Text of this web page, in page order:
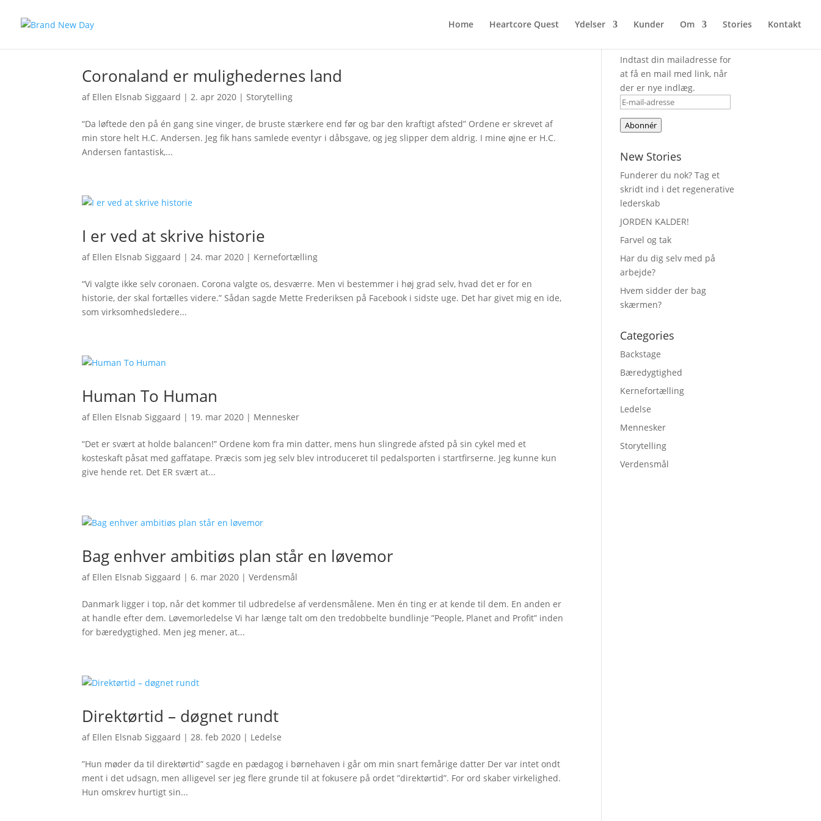
Home Heartcore Quest Ydelser Kunder Om Stories Kontakt
Coronaland er mulighedernes land
af Ellen Elsnab Siggaard |2. apr 2020 |Storytelling
“Da løftede den på én gang sine vinger, de bruste stærkere end før og bar den kraftigt afsted” Ordene er skrevet af
min store helt H.C. Andersen. Jeg fik hans samlede eventyr i dåbsgave, og jeg slipper dem aldrig. I mine øjne er H.C.
Andersen fantastisk,...
I er ved at skrive historie
af Ellen Elsnab Siggaard |24. mar 2020 | Kernefortælling
“Vi valgte ikke selv coronaen. Corona valgte os, desværre. Men vi bestemmer i høj grad selv, hvad det er for en
historie, der skal fortælles videre.” Sådan sagde Mette Frederiksen på Facebook i sidste uge. Det har givet mig en ide,
som virksomhedsledere...
Human To Human
af Ellen Elsnab Siggaard | 19. mar 2020 | Mennesker
“Det er svært at holde balancen!” Ordene kom fra min datter, mens hun slingrede afsted på sin cykel med et
kosteskaft påsat med gaffatape. Præcis som jeg selv blev introduceret til pedalsporten i startfirserne. Jeg kunne kun
give hende ret. Det ER svært at...
Bag enhver ambitiøs plan står en løvemor
af Ellen Elsnab Siggaard |6. mar 2020 |Verdensmål
Danmark ligger i top, når det kommer til udbredelse af verdensmålene. Men én ting er at kende til dem. En anden er
at handle efter dem. Løvemorledelse Vi har længe talt om den tredobbelte bundlinje ”People, Planet and Profit” inden
for bæredygtighed. Men jeg mener, at...
Direktørtid – døgnet rundt
af Ellen Elsnab Siggaard |28. feb 2020 | Ledelse
”Hun møder da til direktørtid” sagde en pædagog i børnehaven i går om min snart femårige datter Der var intet ondt
ment i det udsagn, men alligevel ser jeg flere grunde til at fokusere på ordet ”direktørtid”. For ord skaber virkelighed.
Hun omskrev hurtigt sin...
Indtast din mailadresse for
at få en mail med link, når
der er nye indlæg.
E-
mail-
adresse
Abonnér
New Stories
Funderer du nok? Tag et
skridt ind i det regenerative
lederskab
JORDEN KALDER!
Farvel og tak
Har du dig selv med på
arbejde?
Hvem sidder der bag
skærmen?
Categories
Backstage
Bæredygtighed
Kernefortælling
Ledelse
Mennesker
Storytelling
Verdensmål